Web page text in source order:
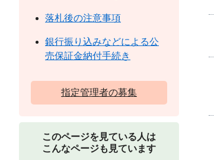
落札後の注意事項
銀行振り込みなどによる公
売保証金納付手続き
指定管理者の募集
このページを見ている人は
こんなページも見ています